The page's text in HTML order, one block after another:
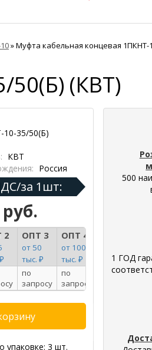
»Муфта кабельная концевая 1ПКНТ-
50(Б) (КВТ)
10-35/50(Б)
КВТ
Россия
за 1шт:
2 ОПТ 3
от 50
тыс. ₽
ОПТ 4
от 100
тыс. ₽
по
запросу
по
запросу
упаковке: 3 шт.
500
1 ГОД